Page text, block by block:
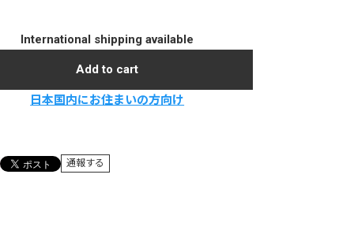
International shipping available
Add to cart
日本国内にお住まいの方向け
通報する